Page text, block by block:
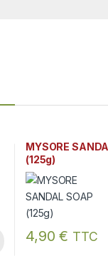
MYSORE
(125g)
4,90€ TTC